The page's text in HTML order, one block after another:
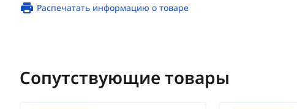
Распечатать информацию о товаре
Сопутствующие товары